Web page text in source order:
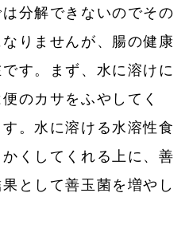
分解できないのでその
りませんが、腸の健康
す。まず、水に溶けに
のカサをふやしてく
。水に溶ける水溶性食
くしてくれる上に、善
として善玉菌を増やし